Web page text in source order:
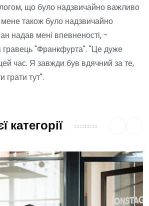
що було надзвичайно важливо
також було надзвичайно
надав мені впевненості, -
"Франкфурта". "Це дуже
час. Я завжди був вдячний за те,
грати тут".
категорії